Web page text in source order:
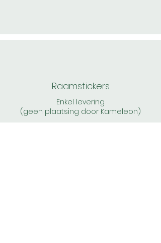
Raamstickers
Enkel levering
(geen plaatsing door Kameleon)